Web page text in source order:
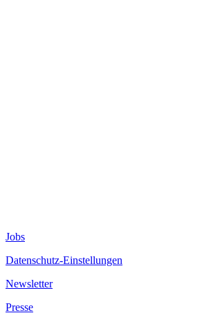
Jobs
Datenschutz-Einstellungen
Newsletter
Presse